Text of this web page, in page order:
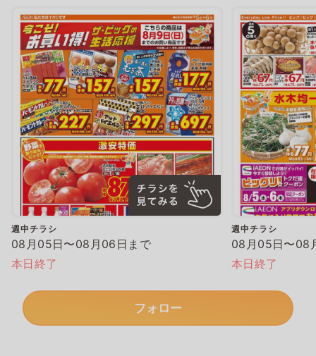
週中チラシ
08月05日〜08月06日まで
本日終了
週中チラシ
08月05日〜08
本日終了
フォロー